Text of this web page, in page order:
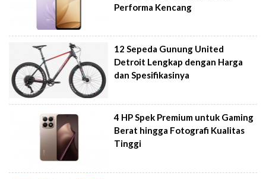
Performa Kencang
12 Sepeda Gunung United
Detroit Lengkap dengan Harga
dan Spesifikasinya
4 HP Spek Premium untuk Gaming
Berat hingga Fotografi Kualitas
Tinggi